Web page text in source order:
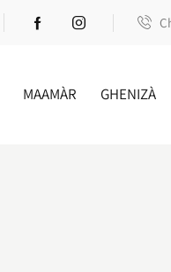
MAAMÀR GHENIZÀ